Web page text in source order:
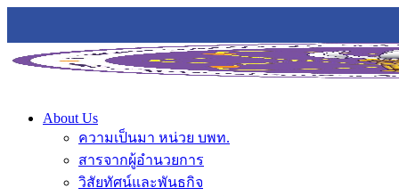
About Us
ความเป็นมา หน่วย บพท.
สารจากผู้อำนวยการ
วิสัยทัศน์และพันธกิจ